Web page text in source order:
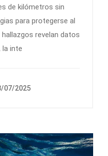
de kilómetros sin
para protegerse al
revelan datos
la inte
07/2025